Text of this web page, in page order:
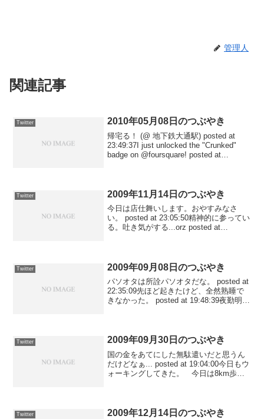
管理人
関連記事
Twitter 2010年05月08日のつぶやき
帰宅る！ (@ 地下鉄大通駅) posted at
23:49:37I just unlocked the "Crunked"
badge on @foursquare! posted at
Twitter 2009年11月14日のつぶやき
今日は店仕舞いします。おやすみなさ
い。 posted at 23:05:50精神的に参ってい
る。吐き気がする...orz posted at
Twitter 2009年09月08日のつぶやき
パソオタは所詮パソオタだな。 posted at
22:35:09先ほど起きたけど、全然熟睡で
きなかった。 posted at 19:48:39夜勤明け
Twitter 2009年09月30日のつぶやき
国の金をあてにした無駄遣いだと思うん
だけどなぁ... posted at 19:04:00今日もウ
ォーキングしてきた。 今日は8km歩い
Twitter 2009年12月14日のつぶやき